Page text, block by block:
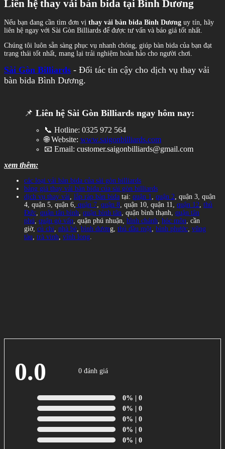
Liên hệ thay vải bàn bida tại Bình Dương
Nếu bạn đang cần tìm đơn vị thay vải bàn bida Bình Dương uy tín, hãy
liên hệ ngay với Sài Gòn Billiards để được tư vấn và báo giá tốt nhất.
Chúng tôi luôn sẵn sàng phục vụ nhanh chóng, giúp bàn bida của bạn đạt
trạng thái tốt nhất, mang lại trải nghiệm hoàn hảo cho người chơi.
Sài Gòn Billiards - Đối tác tin cậy cho dịch vụ thay vải
bàn bida Bình Dương.
📌 Liên hệ Sài Gòn Billiards ngay hôm nay:
📞 Hotline: 0325 972 564
🌐 Website: www.saigonbilliards.com
📧 Email: customer.saigonbilliards@gmail.com
xem thêm:
các loại vải bàn bida của sài gòn billiards
bảng giá thay vải bàn bida của sài gòn billiards
dịch vụ thay vải, lắp ráp bàn bida tại: quận 1, quận 2, quận 3, quận
4, quận 5, quận 6, quận 7, quận 8, quận 10, quận 11, quận 12, thủ
Đức, quận tân bình, quận bình tân, quận bình thạnh, quận tân
phú, quận gò vấp, quận phú nhuận, bình chánh, hóc môn, cần
giờ, củ chi, nhà bè, bình dương, thủ dầu một, bình phước, vũng
tàu, trà vinh, vĩnh long.
0.0 0 đánh giá
0% | 0
0% | 0
0% | 0
0% | 0
0% | 0